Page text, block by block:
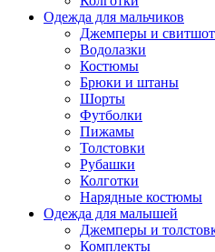
Одежда для мальчиков
Джемперы и
Водолазки
Костюмы
Брюки и штаны
Шорты
Футболки
Пижамы
Толстовки
Рубашки
Колготки
Нарядные костюмы
Одежда для малышей
Джемперы и
Комплекты